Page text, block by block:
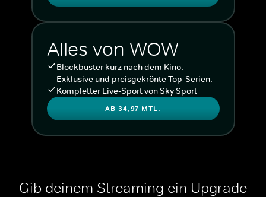
Alles von WOW
Blockbuster kurz nach dem Kino.
Exklusive und preisgekrönte Top-Serien.
Kompletter Live-Sport von Sky Sport
AB 34,97 MTL.
Gib deinem Streaming ein Upgrade